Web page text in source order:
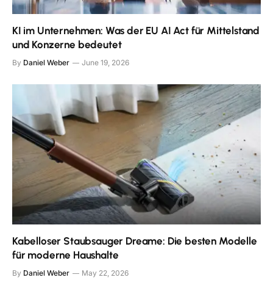
KI im Unternehmen: Was der EU AI Act für Mittelstand
und Konzerne bedeutet
By Daniel Weber June 19, 2026
Kabelloser Staubsauger Dreame: Die besten Modelle
für moderne Haushalte
By Daniel Weber May 22, 2026